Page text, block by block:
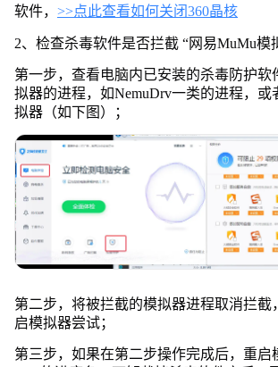
软件， >>点此查看如何关闭360晶核
2、检查杀毒软件是否拦截 “网易MuMu模
第一步，查看电脑内已安装的杀毒防护软
拟器的进程，如NemuDrv一类的进程，或
拟器（如下图）；
第二步，将被拦截的模拟器进程取消拦截
启模拟器尝试；
第三步，如果在第二步操作完成后，重启